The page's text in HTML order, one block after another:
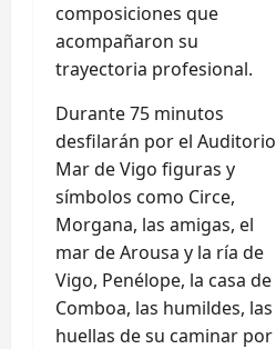
composiciones que
acompañaron su
trayectoria profesional.
Durante 75 minutos
desfilarán por el Auditorio
Mar de Vigo figuras y
símbolos como Circe,
Morgana, las amigas, el
mar de Arousa y la ría de
Vigo, Penélope, la casa de
Comboa, las humildes, las
huellas de su caminar por